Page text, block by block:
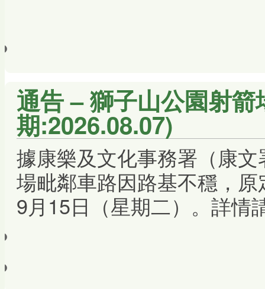
通告 – 獅子山公園射
期:2026.08.07)
據康樂及文化事務署（康
場毗鄰車路因路基不穩，
9月15日（星期二）。詳情